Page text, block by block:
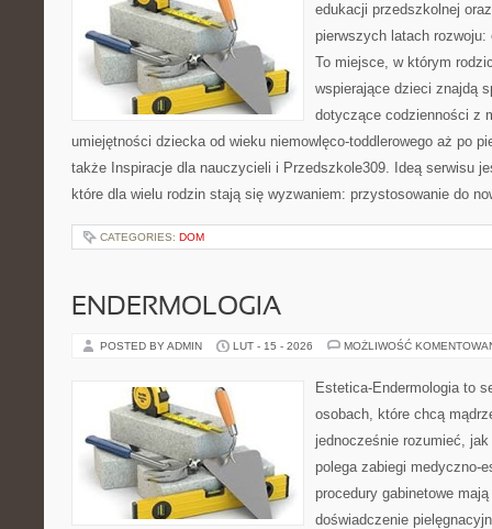
edukacji przedszkolnej
pierwszych latach
To miejsce, w którym
wspierające dzieci znajdą
dotyczące codzienności z
umiejętności dziecka od wieku niemowlęco-toddlerowego aż po
także Inspiracje dla nauczycieli i Przedszkole309. Ideą serwisu
które dla wielu rodzin stają się wyzwaniem: przystosowanie do
CATEGORIES: DOM
ENDERMOLOGIA
POSTED BY ADMIN LUT - 15 - 2026 MOŻLIWOŚĆ
Estetica-Endermologia to
osobach, które chcą
jednocześnie rozumieć,
polega zabiegi medyczno-
procedury gabinetowe
doświadczenie